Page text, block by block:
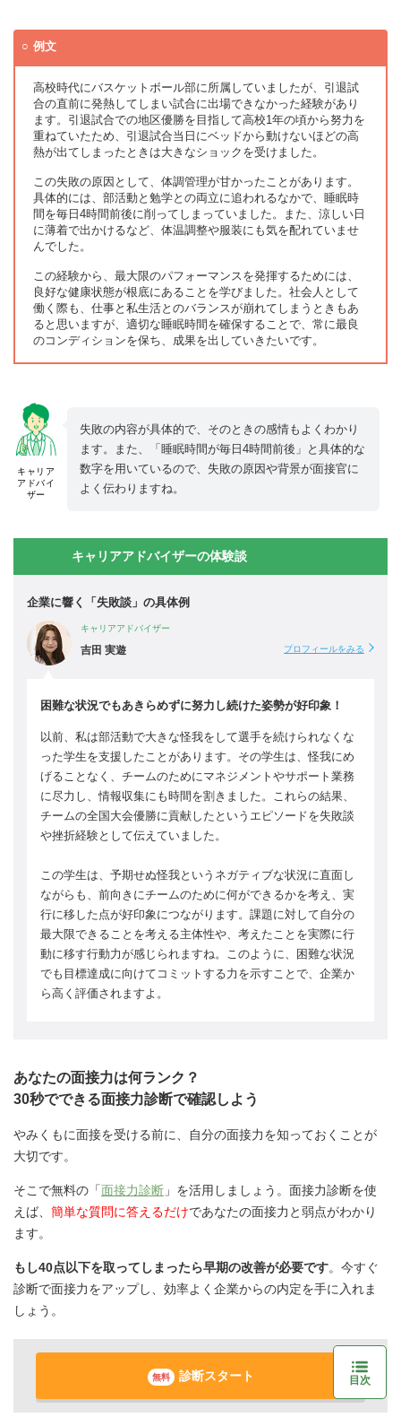
例文
高校時代にバスケットボール部に所属していましたが、引退試
合の直前に発熱してしまい試合に出場できなかった経験があり
ます。引退試合での地区優勝を目指して高校1年の頃から努力を
重ねていたため、引退試合当日にベッドから動けないほどの高
熱が出てしまったときは大きなショックを受けました。
この失敗の原因として、体調管理が甘かったことがあります。
具体的には、部活動と勉学との両立に追われるなかで、睡眠時
間を毎日4時間前後に削ってしまっていました。また、涼しい日
に薄着で出かけるなど、体温調整や服装にも気を配れていませ
んでした。
この経験から、最大限のパフォーマンスを発揮するためには、
良好な健康状態が根底にあることを学びました。社会人として
働く際も、仕事と私生活とのバランスが崩れてしまうときもあ
ると思いますが、適切な睡眠時間を確保することで、常に最良
のコンディションを保ち、成果を出していきたいです。
キャリア
アドバイ
ザー
失敗の内容が具体的で、そのときの感情もよくわかり
ます。また、「睡眠時間が毎日4時間前後」と具体的な
数字を用いているので、失敗の原因や背景が面接官に
よく伝わりますね。
キャリアアドバイザーの体験談
企業に響く「失敗談」の具体例
キャリアアドバイザー
吉田 実遊 プロフィールをみる
困難な状況でもあきらめずに努力し続けた姿勢が好印象！
以前、私は部活動で大きな怪我をして選手を続けられなくな
った学生を支援したことがあります。その学生は、怪我にめ
げることなく、チームのためにマネジメントやサポート業務
に尽力し、情報収集にも時間を割きました。これらの結果、
チームの全国大会優勝に貢献したというエピソードを失敗談
や挫折経験として伝えていました。
この学生は、予期せぬ怪我というネガティブな状況に直面し
ながらも、前向きにチームのために何ができるかを考え、実
行に移した点が好印象につながります。課題に対して自分の
最大限できることを考える主体性や、考えたことを実際に行
動に移す行動力が感じられますね。このように、困難な状況
でも目標達成に向けてコミットする力を示すことで、企業か
ら高く評価されますよ。
あなたの面接力は何ランク？
30秒でできる面接力診断で確認しよう
やみくもに面接を受ける前に、自分の面接力を知っておくことが
大切です。
そこで無料の「面接力診断 」を活用しましょう。面接力診断を使
えば、 簡単な質問に答えるだけであなたの面接力と弱点がわかり
ます。
もし40点以下を取ってしまったら早期の改善が必要です。今すぐ
診断で面接力をアップし、効率よく企業からの内定を手に入れま
しょう。
無料 診断スタート 目次